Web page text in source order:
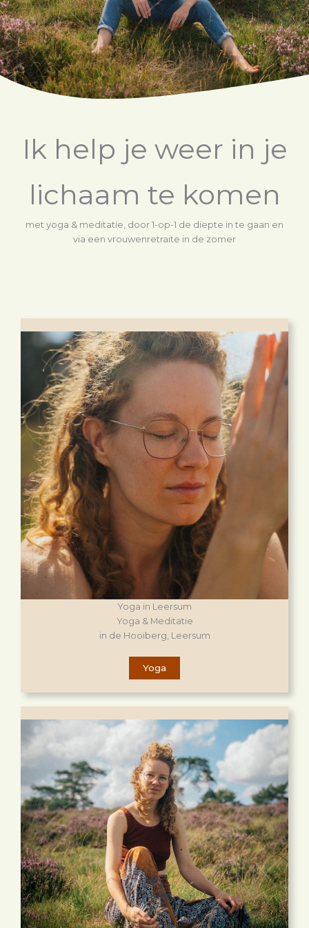
Ik help je weer in je
lichaam te komen
met yoga & meditatie, door 1-op-1 de diepte in te gaan en
via een vrouwenretraite in de zomer
Yoga in Leersum
Yoga & Meditatie
in de Hooiberg, Leersum
Yoga